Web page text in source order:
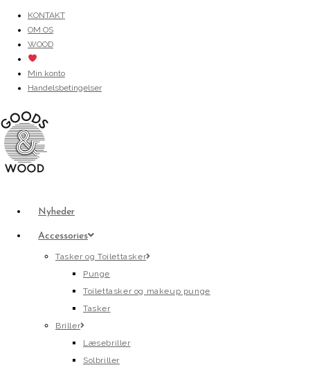
content
KONTAKT
OM OS
WOOD
Min konto
Handelsbetingelser
Nyheder
Accessories
Tasker og Toilettasker
Punge
Toilettasker og makeup punge
Tasker
Briller
Læsebriller
Solbriller